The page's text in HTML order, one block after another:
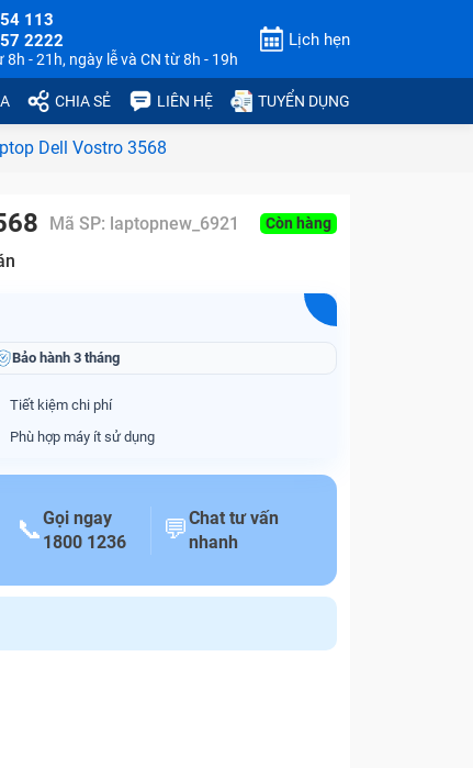
113
2222
8h - 21h, ngày lễ và CN từ 8h - 19h
Lịch hẹn
CHIA SẺ LIÊN HỆ TUYỂN DỤNG
Dell Vostro 3568
Mã SP: laptopnew_6921 Còn hàng
Bảo hành 3 tháng
Tiết kiệm chi phí
Phù hợp máy ít sử dụng
📞Gọi ngay
1800 1236
💬Chat tư vấn
nhanh